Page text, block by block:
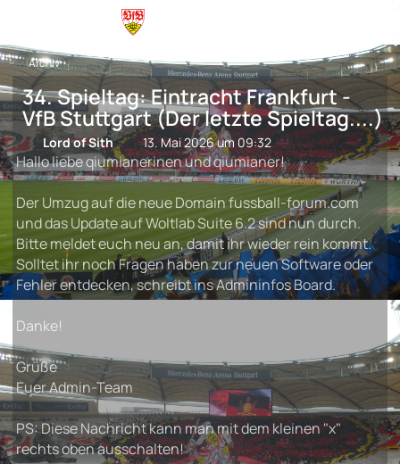
Archiv
34. Spieltag: Eintracht Frankfurt -
VfB Stuttgart (Der letzte Spieltag....)
Lord of Sith 13. Mai 2026 um 09:32
Hallo liebe qiumianerinen und qiumianer!
Der Umzug auf die neue Domain fussball-forum.com
und das Update auf Woltlab Suite 6.2 sind nun durch.
Bitte meldet euch neu an, damit ihr wieder rein kommt.
Solltet ihr noch Fragen haben zur neuen Software oder
Fehler entdecken, schreibt ins Admininfos Board.
Danke!
Grüße
Euer Admin-Team
PS: Diese Nachricht kann man mit dem kleinen "x"
rechts oben ausschalten!